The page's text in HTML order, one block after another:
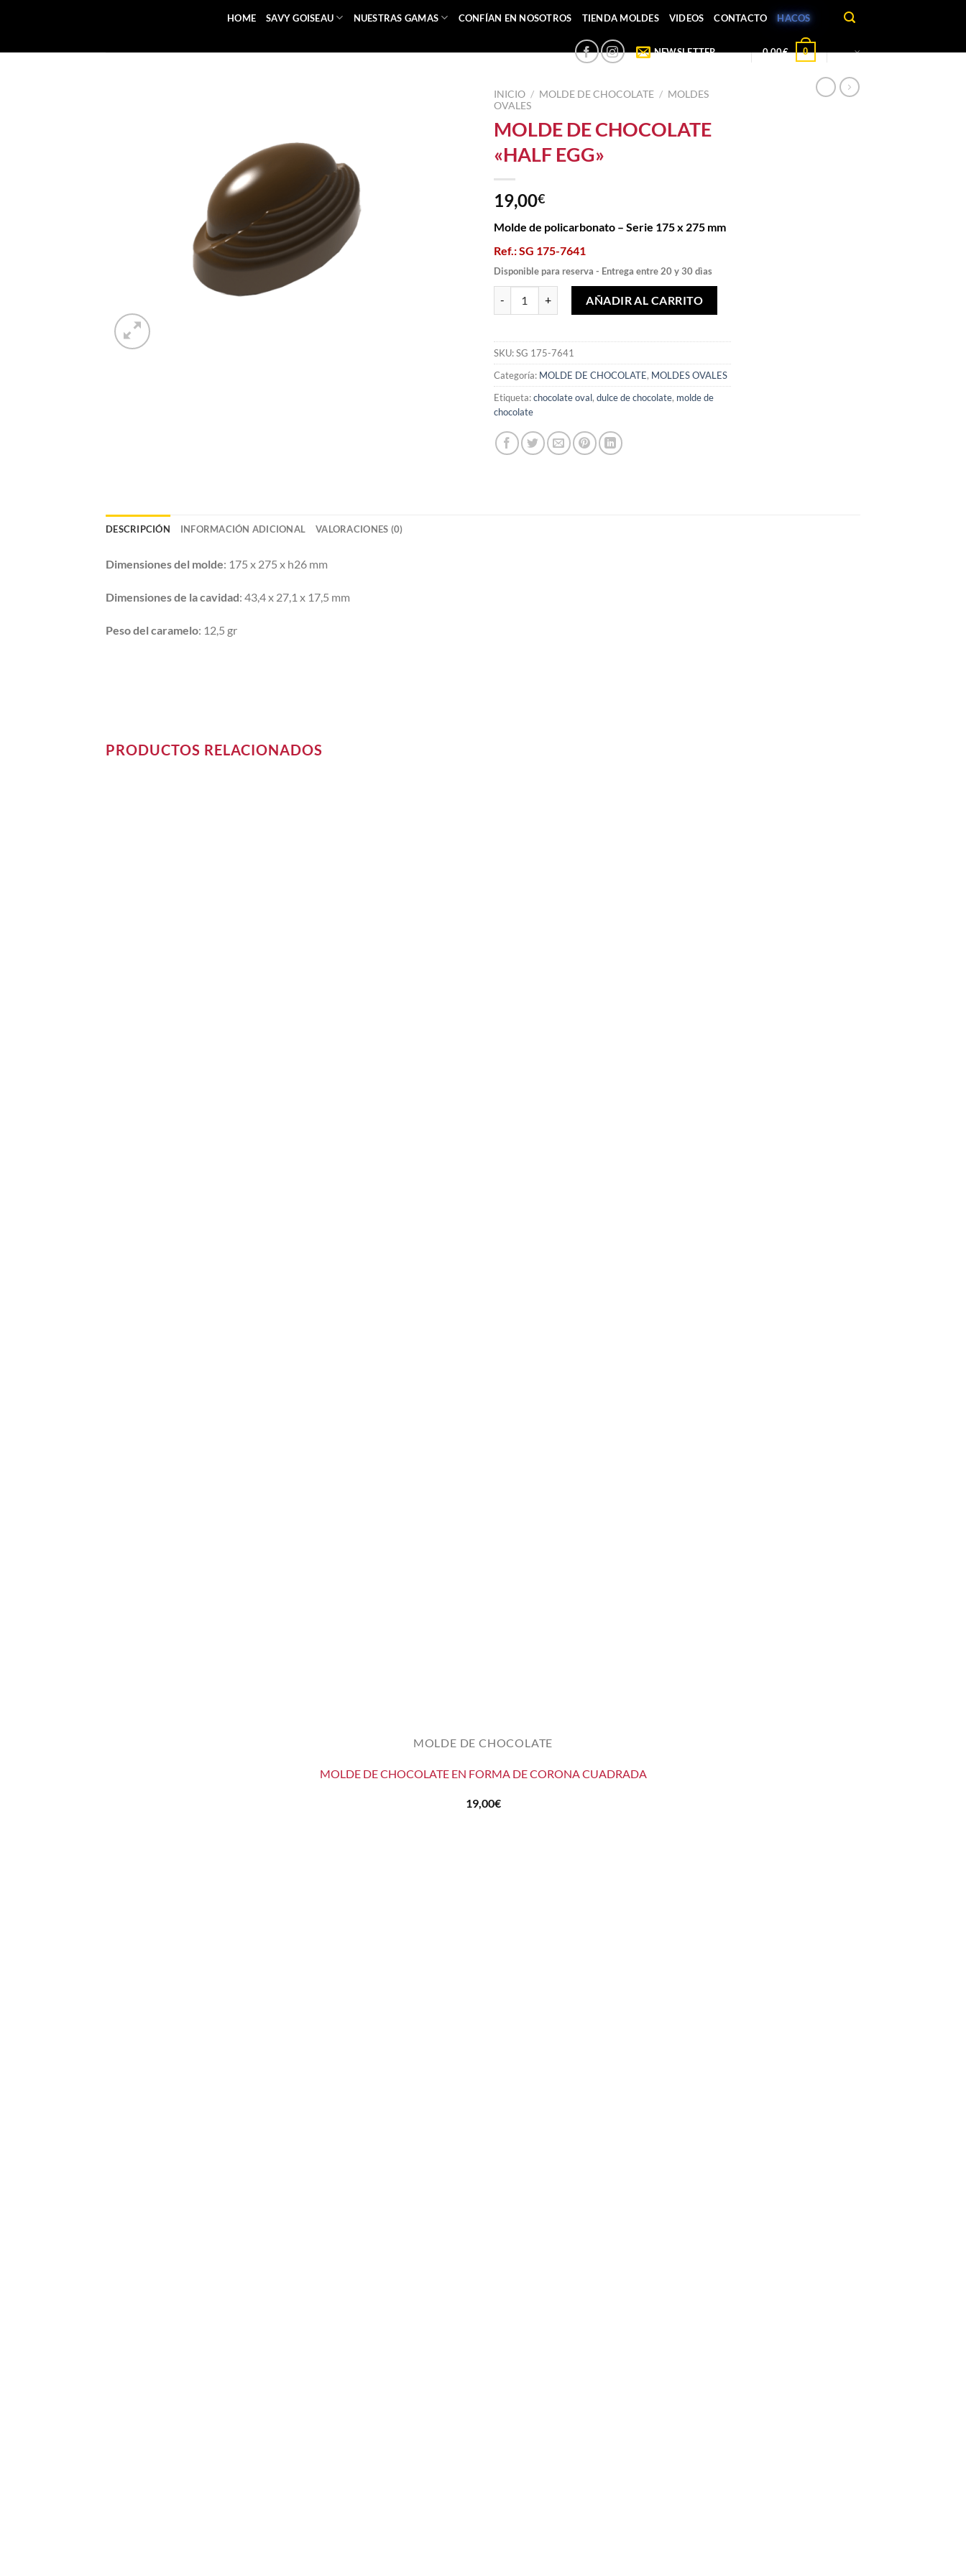
HOME SAVY GOISEAU NUESTRAS GAMAS CONFÍAN EN NOSOTROS TIENDA MOLDES VIDEOS CONTACTO HACOS
NEWSLETTER 0,00€ 0
INICIO / MOLDE DE CHOCOLATE / MOLDES
OVALES
MOLDE DE CHOCOLATE
«HALF EGG»
19,00€
Molde de policarbonato – Serie 175 x 275 mm
Ref.: SG 175-7641
Disponible para reserva - Entrega entre 20 y 30 dìas
MOLDE DE CHOCOLATE «HALF EGG» cantidad
AÑADIR AL CARRITO
SKU:SG 175-7641
Categoría: MOLDE DE CHOCOLATE, MOLDES OVALES
Etiqueta:chocolate oval, dulce de chocolate, molde de
chocolate
DESCRIPCIÓN INFORMACIÓN ADICIONAL VALORACIONES (0)
Dimensiones del molde: 175 x 275 x h26 mm
Dimensiones de la cavidad: 43,4 x 27,1 x 17,5 mm
Peso del caramelo: 12,5 gr
PRODUCTOS RELACIONADOS
MOLDE DE CHOCOLATE
MOLDE DE CHOCOLATE EN FORMA DE CORONA CUADRADA
19,00€